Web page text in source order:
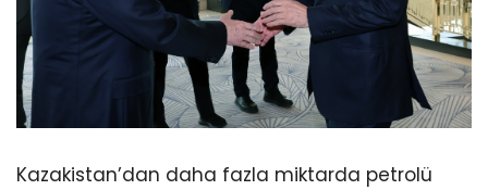
Kazakistan’dan daha fazla miktarda petrolü